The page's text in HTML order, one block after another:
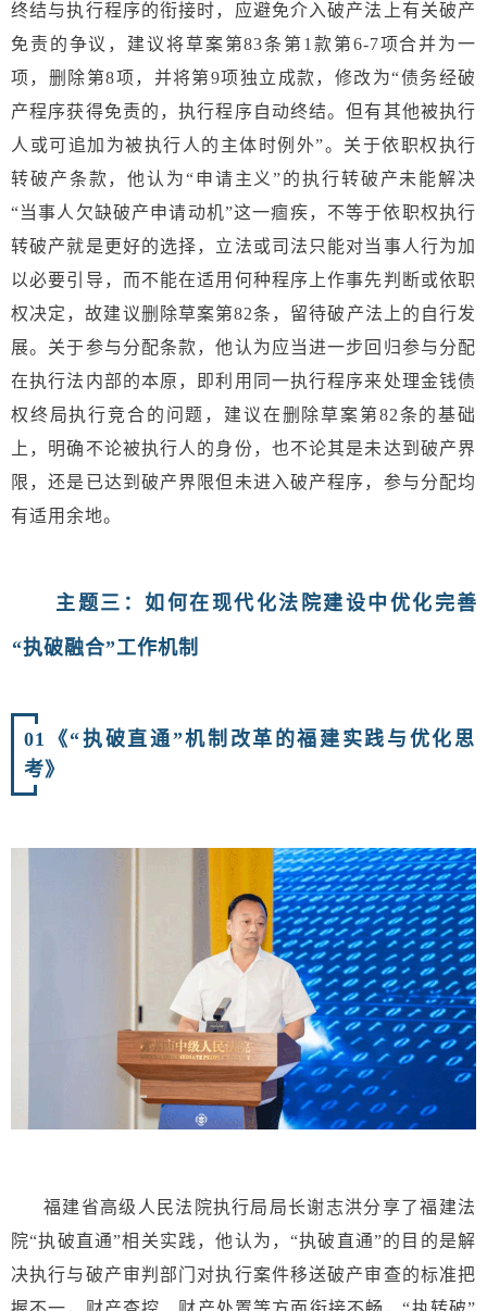
终结与执行程序的衔接时，应避免介入破产法上有关破产
免责的争议，建议将草案第83条第1款第6-7项合并为一
项，删除第8项，并将第9项独立成款，修改为“债务经破
产程序获得免责的，执行程序自动终结。但有其他被执行
人或可追加为被执行人的主体时例外”。关于依职权执行
转破产条款，他认为“申请主义”的执行转破产未能解决
“当事人欠缺破产申请动机”这一痼疾，不等于依职权执行
转破产就是更好的选择，立法或司法只能对当事人行为加
以必要引导，而不能在适用何种程序上作事先判断或依职
权决定，故建议删除草案第82条，留待破产法上的自行发
展。关于参与分配条款，他认为应当进一步回归参与分配
在执行法内部的本原，即利用同一执行程序来处理金钱债
权终局执行竞合的问题，建议在删除草案第82条的基础
上，明确不论被执行人的身份，也不论其是未达到破产界
限，还是已达到破产界限但未进入破产程序，参与分配均
有适用余地。
主题三 ：如何在现代化法院建设中优化完善
“执破融合”工作机制
01 《“执破直通”机制改革的福建实践与优化思
考》
福建省高级人民法院执行局局长谢志洪分享了福建法
院“执破直通”相关实践，他认为，“执破直通”的目的是解
决执行与破产审判部门对执行案件移送破产审查的标准把